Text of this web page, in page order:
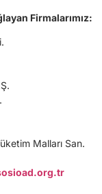
Firmalarımız:
Malları San.